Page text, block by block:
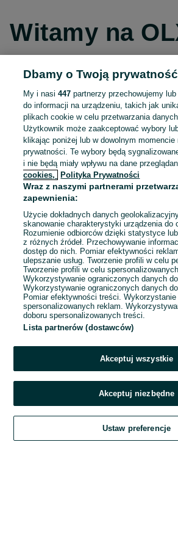
Witamy na
Kontynuuj przez
Kontynuuj przez
Kontynuuj przez
LUB
E-mail
Hasło
Zaloguj się
Kontynuując za pośrednictwem jednego z
OLX.pl w jego
Dbamy o Twoją prywatność
My i nasi447 partnerzy przechowujemy
do informacji na urządzeniu, takich jak
plikach cookie w celu przetwarzania
Użytkownik może zaakceptować wybory
klikając poniżej lub w dowolnym momencie
prywatności. Te wybory będą
i nie będą miały wpływu na dane
cookies,
Polityka Prywatności
Wraz z naszymi partnerami
zapewnienia:
Użycie dokładnych danych
skanowanie charakterystyki urządzenia do
Rozumienie odbiorców dzięki statystyce
z różnych źródeł. Przechowywanie
dostęp do nich. Pomiar efektywności
ulepszanie usług. Tworzenie profili w celu
Tworzenie profili w celu
Wykorzystywanie ograniczonych danych
Wykorzystywanie ograniczonych danych
Pomiar efektywności treści.
spersonalizowanych reklam.
doboru spersonalizowanych treści.
Lista partnerów (dostawców)
Akceptuj wszystkie
Akceptuj niezbędne
Ustaw preferencje